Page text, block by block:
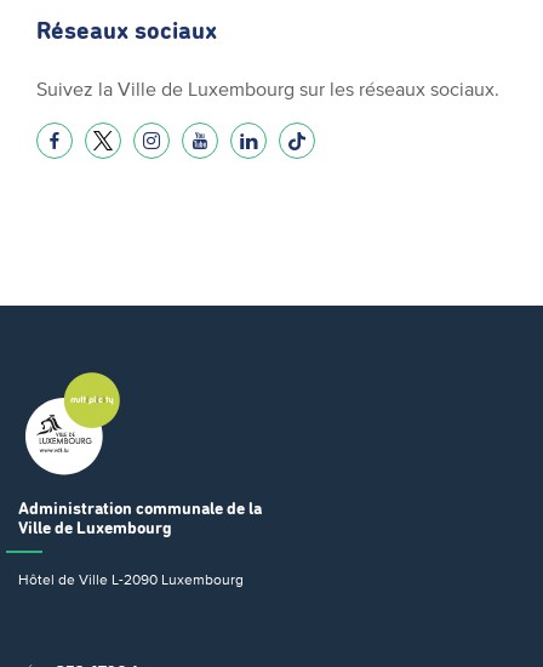
Réseaux sociaux
Suivez la Ville de Luxembourg sur les réseaux sociaux.
Administration communale de la
Ville de Luxembourg
Hôtel de Ville L-2090 Luxembourg